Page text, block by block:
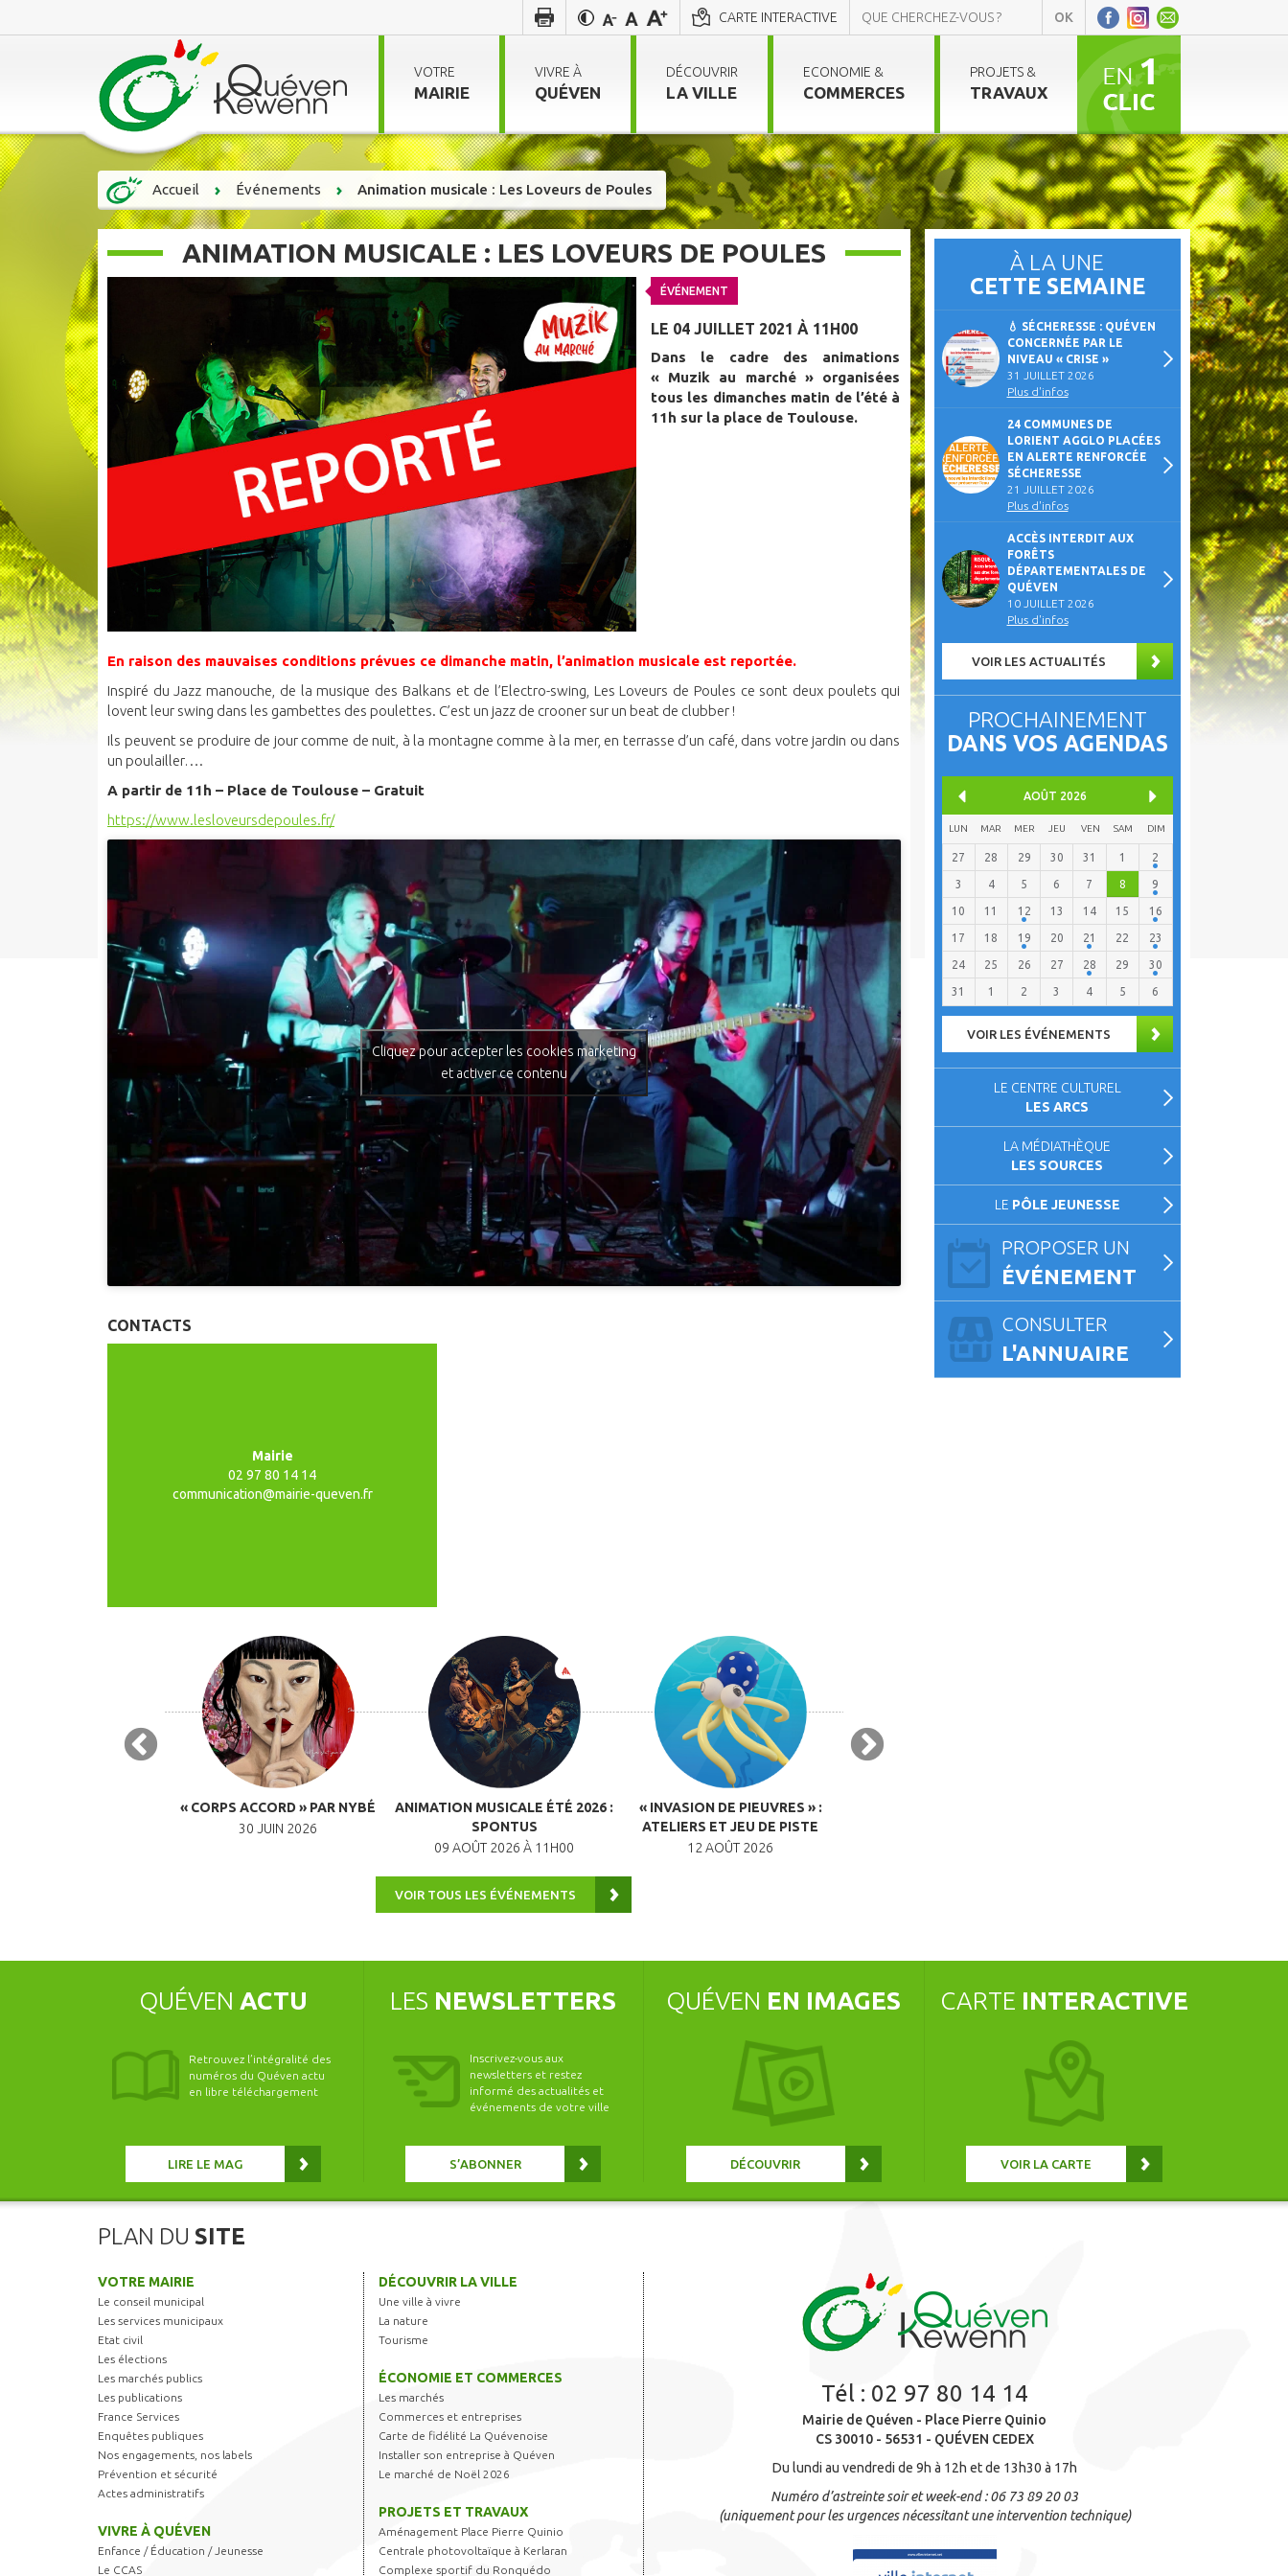
CARTE INTERACTIVE
VOTRE
MAIRIE
VIVRE À
QUÉVEN
DÉCOUVRIR
LA VILLE
ECONOMIE &
COMMERCES
PROJETS &
TRAVAUX
Accueil Événements Animation musicale : Les Loveurs de Poules
À LA UNE
CETTE SEMAINE
💧 SÉCHERESSE : QUÉVEN
CONCERNÉE PAR LE
NIVEAU « CRISE »
31 JUILLET 2026
Plus d'infos
24 COMMUNES DE
LORIENT AGGLO PLACÉES
EN ALERTE RENFORCÉE
SÉCHERESSE
21 JUILLET 2026
Plus d'infos
ACCÈS INTERDIT AUX
FORÊTS
DÉPARTEMENTALES DE
QUÉVEN
10 JUILLET 2026
Plus d'infos
VOIR LES ACTUALITÉS
PROCHAINEMENT
DANS VOS AGENDAS
AOÛT 2026
LUN MAR MER JEU VEN SAM DIM
27 28 29 30 31 1 2
3 4 5 6 7 8 9
10 11 12 13 14 15 16
17 18 19 20 21 22 23
24 25 26 27 28 29 30
31 1 2 3 4 5 6
VOIR LES ÉVÉNEMENTS
LE CENTRE CULTUREL
LES ARCS
LA MÉDIATHÈQUE
LES SOURCES
LE PÔLE JEUNESSE
PROPOSER UN
ÉVÉNEMENT
CONSULTER
L'ANNUAIRE
ANIMATION MUSICALE : LES LOVEURS DE POULES
ÉVÉNEMENT
LE 04 JUILLET 2021 À 11H00
Dans le cadre des animations
« Muzik au marché » organisées
tous les dimanches matin de l’été à
11h sur la place de Toulouse.
En raison des mauvaises conditions prévues ce dimanche matin, l’animation musicale est reportée.
Inspiré du Jazz manouche, de la musique des Balkans et de l’Electro-swing, Les Loveurs de Poules ce sont deux poulets qui
lovent leur swing dans les gambettes des poulettes. C’est un jazz de crooner sur un beat de clubber !
Ils peuvent se produire de jour comme de nuit, à la montagne comme à la mer, en terrasse d’un café, dans votre jardin ou dans
un poulailler….
A partir de 11h – Place de Toulouse – Gratuit
https://www.lesloveursdepoules.fr/
Cliquez pour accepter les cookies marketing
et activer ce contenu
CONTACTS
Mairie
02 97 80 14 14
communication@mairie-queven.fr
« CORPS ACCORD » PAR NYBÉ
30 JUIN 2026
ANIMATION MUSICALE ÉTÉ 2026 :
SPONTUS
09 AOÛT 2026 À 11H00
« INVASION DE PIEUVRES » :
ATELIERS ET JEU DE PISTE
12 AOÛT 2026
VOIR TOUS LES ÉVÉNEMENTS
QUÉVEN ACTU
Retrouvez l’intégralité des
numéros du Quéven actu
en libre téléchargement
LIRE LE MAG
LES NEWSLETTERS
Inscrivez-vous aux
newsletters et restez
informé des actualités et
événements de votre ville
S’ABONNER
QUÉVEN EN IMAGES
DÉCOUVRIR
CARTE INTERACTIVE
VOIR LA CARTE
PLAN DU SITE
VOTRE MAIRIE
Le conseil municipal
Les services municipaux
Etat civil
Les élections
Les marchés publics
Les publications
France Services
Enquêtes publiques
Nos engagements, nos labels
Prévention et sécurité
Actes administratifs
VIVRE À QUÉVEN
Enfance / Éducation / Jeunesse
Le CCAS
DÉCOUVRIR LA VILLE
Une ville à vivre
La nature
Tourisme
ÉCONOMIE ET COMMERCES
Les marchés
Commerces et entreprises
Carte de fidélité La Quévenoise
Installer son entreprise à Quéven
Le marché de Noël 2026
PROJETS ET TRAVAUX
Aménagement Place Pierre Quinio
Centrale photovoltaïque à Kerlaran
Complexe sportif du Ronquédo
Tél : 02 97 80 14 14
Mairie de Quéven - Place Pierre Quinio
CS 30010 - 56531 - QUÉVEN CEDEX
Du lundi au vendredi de 9h à 12h et de 13h30 à 17h
Numéro d’astreinte soir et week-end : 06 73 89 20 03
(uniquement pour les urgences nécessitant une intervention technique)